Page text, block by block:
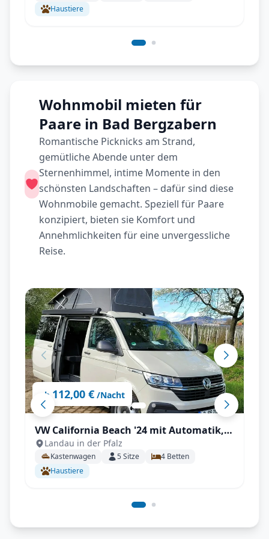
Haustiere
Wohnmobil mieten für
Paare in Bad Bergzabern
Romantische Picknicks am Strand,
gemütliche Abende unter dem
Sternenhimmel, intime Momente in den
schönsten Landschaften – dafür sind diese
Wohnmobile gemacht. Speziell für Paare
konzipiert, bieten sie Komfort und
Annehmlichkeiten für eine unvergessliche
Reise.
ab 112,00 € /Nacht
VW California Beach '24 mit Automatik,
Markise, Aufstelldach uvm.
Landau in der Pfalz
Kastenwagen 5Sitze 4 Betten
Haustiere